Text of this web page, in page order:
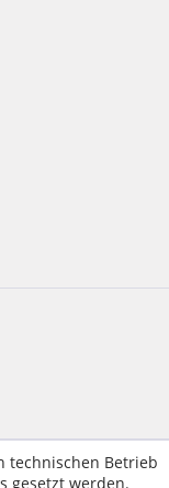
technischen Betrieb
gesetzt werden.